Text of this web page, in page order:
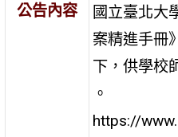
公告內容
國立臺北大
案精進手冊
下，供學校
。
https://